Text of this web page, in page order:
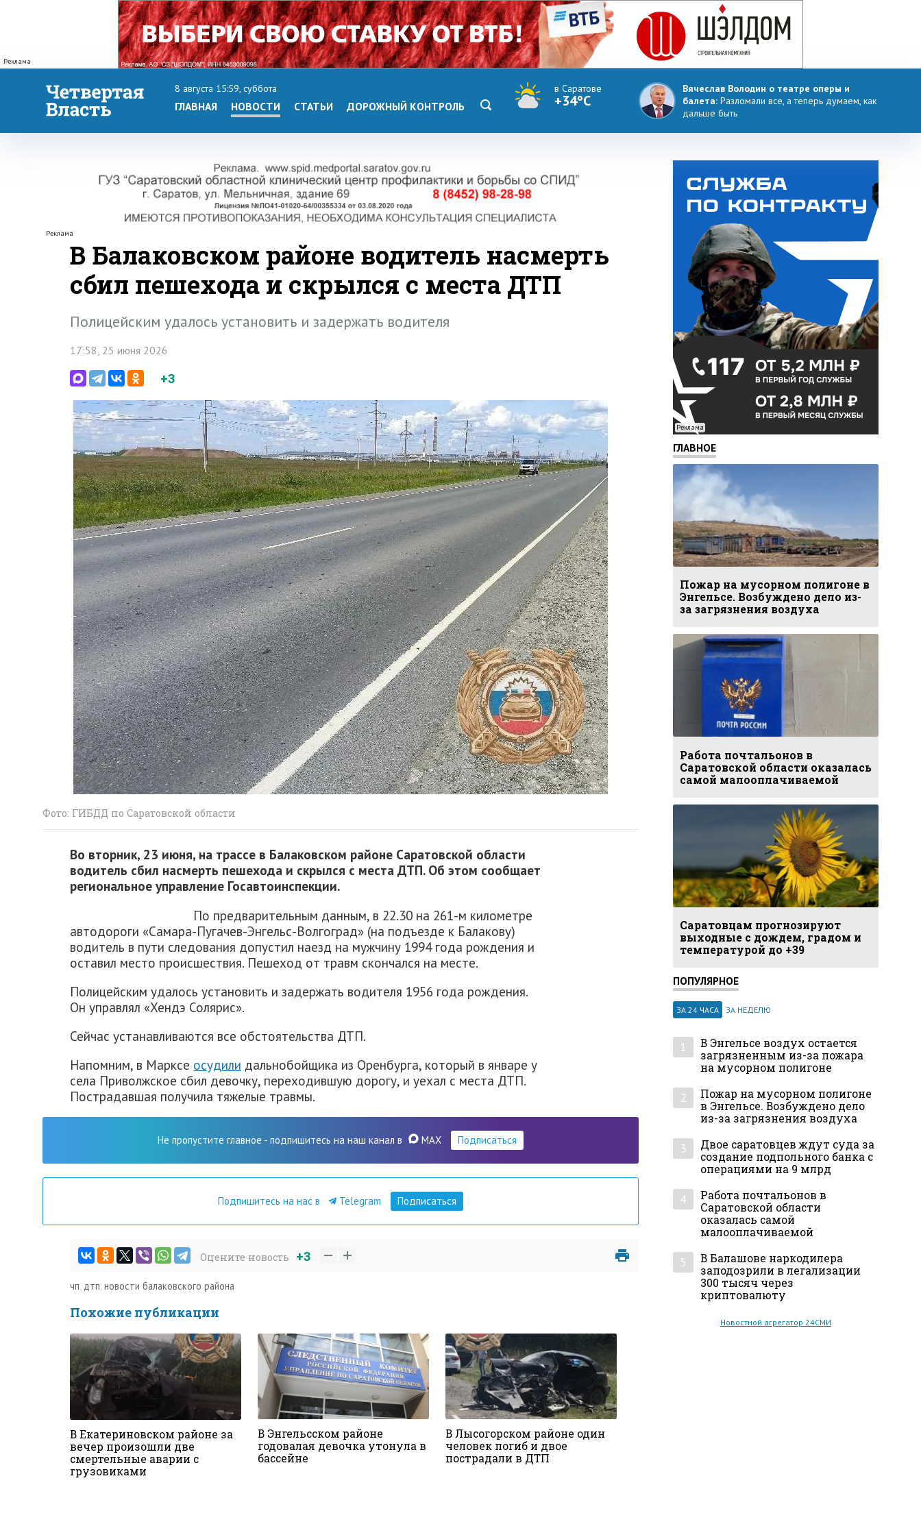
Реклама
8 августа 15:59, суббота
ГЛАВНАЯ НОВОСТИ СТАТЬИ ДОРОЖНЫЙ КОНТРОЛЬ
в Саратове
+34°C
Вячеслав Володин о театре оперы и
балета: Разломали все, а теперь думаем, как
дальше быть
Реклама
В Балаковском районе водитель насмерть
сбил пешехода и скрылся с места ДТП
Полицейским удалось установить и задержать водителя
17:58, 25 июня 2026
+3
Фото: ГИБДД по Саратовской области
Во вторник, 23 июня, на трассе в Балаковском районе Саратовской области
водитель сбил насмерть пешехода и скрылся с места ДТП. Об этом сообщает
региональное управление Госавтоинспекции.
По предварительным данным, в 22.30 на 261-м километре
автодороги «Самара-Пугачев-Энгельс-Волгоград» (на подъезде к Балакову)
водитель в пути следования допустил наезд на мужчину 1994 года рождения и
оставил место происшествия. Пешеход от травм скончался на месте.
Полицейским удалось установить и задержать водителя 1956 года рождения.
Он управлял «Хендэ Солярис».
Сейчас устанавливаются все обстоятельства ДТП.
Напомним, в Марксе осудили дальнобойщика из Оренбурга, который в январе у
села Приволжское сбил девочку, переходившую дорогу, и уехал с места ДТП.
Пострадавшая получила тяжелые травмы.
Не пропустите главное - подпишитесь на наш канал в MAX Подписаться
Подпишитесь на нас в Telegram Подписаться
Оцените новость +3
чп, дтп,новости балаковского района
Похожие публикации
В Екатериновском районе за
вечер произошли две
смертельные аварии с
грузовиками
В Энгельсском районе
годовалая девочка утонула в
бассейне
В Лысогорском районе один
человек погиб и двое
пострадали в ДТП
Реклама
ГЛАВНОЕ
Пожар на мусорном полигоне в
Энгельсе. Возбуждено дело из-
за загрязнения воздуха
Работа почтальонов в
Саратовской области оказалась
самой малооплачиваемой
Саратовцам прогнозируют
выходные с дождем, градом и
температурой до +39
ПОПУЛЯРНОЕ
ЗА 24 ЧАСА ЗА НЕДЕЛЮ
1
В Энгельсе воздух остается
загрязненным из-за пожара
на мусорном полигоне
2
Пожар на мусорном полигоне
в Энгельсе. Возбуждено дело
из-за загрязнения воздуха
3
Двое саратовцев ждут суда за
создание подпольного банка с
операциями на 9 млрд
4
Работа почтальонов в
Саратовской области
оказалась самой
малооплачиваемой
5
В Балашове наркодилера
заподозрили в легализации
300 тысяч через
криптовалюту
Новостной агрегатор 24СМИ